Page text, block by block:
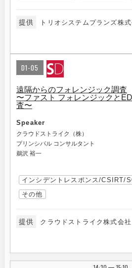
提供 トリオシステムプランズ株
D1-05
遠隔からのフォレンジック調査
〜ファスト フォレンジックと
査〜
Speaker
クラウドストライク（株）
プリンシパル コンサルタント
鵜沢 裕一
インシデントレスポンス/CSIRT/
その他
提供 クラウドストライク株式会社
|